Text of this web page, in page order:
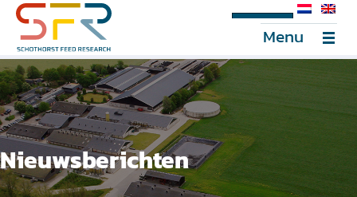
SFR Portal
Menu
Nieuwsberichten